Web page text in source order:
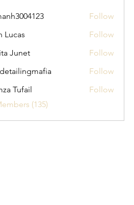
Follow
Lucas
Follow
Junet
Follow
Follow
Tufail
Follow
(135)